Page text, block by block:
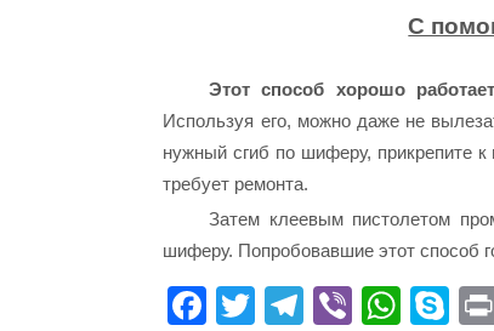
С
Этот способ хорошо
Используя его, можно даже не
нужный сгиб по шиферу, прикрепите к
требует ремонта.
Затем клеевым пистолетом
шиферу. Попробовавшие этот способ
Fa T
Te Vi
W
S